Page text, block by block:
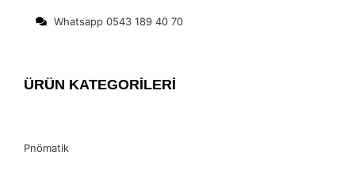
Whatsapp 0543 189 40 70
ÜRÜN KATEGORİLERİ
Pnömatik